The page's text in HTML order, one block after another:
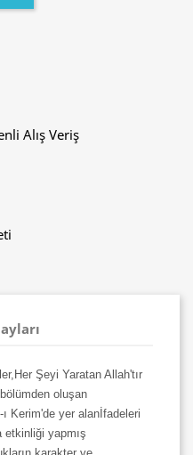
Alış Veriş
Şeyi Yaratan Allah'tır
oluşan
Kerim'de yer alanİfadeleri
yapmış